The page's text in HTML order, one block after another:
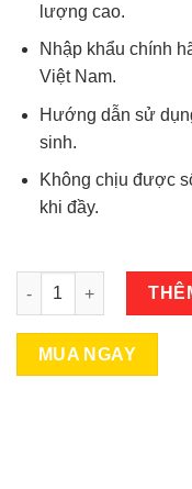
lượng cao.
Nhập khẩu chính
Việt Nam.
Hướng dẫn sử
sinh.
Không chịu được
khi đầy.
CHAI ĐỰNG RỰU
MUA NGAY